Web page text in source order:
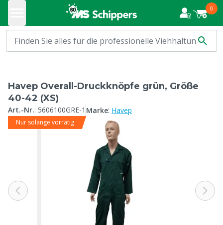
0
Havep Overall-Druckknöpfe grün, Größe
40-42 (XS)
Art.-Nr.: 5606100GRE-1 Marke: Havep
Nur solange vorrätig